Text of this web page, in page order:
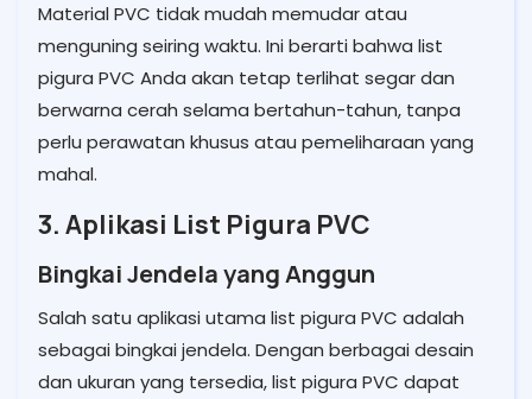
Material PVC tidak mudah memudar atau
menguning seiring waktu. Ini berarti bahwa list
pigura PVC Anda akan tetap terlihat segar dan
berwarna cerah selama bertahun-tahun, tanpa
perlu perawatan khusus atau pemeliharaan yang
mahal.
3. Aplikasi List Pigura PVC
Bingkai Jendela yang Anggun
Salah satu aplikasi utama list pigura PVC adalah
sebagai bingkai jendela. Dengan berbagai desain
dan ukuran yang tersedia, list pigura PVC dapat